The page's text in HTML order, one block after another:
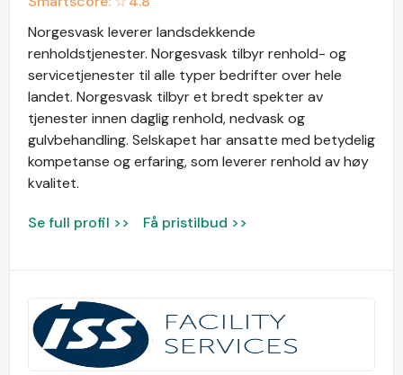
Norgesvask leverer landsdekkende
renholdstjenester. Norgesvask tilbyr renhold- og
servicetjenester til alle typer bedrifter over hele
landet. Norgesvask tilbyr et bredt spekter av
tjenester innen daglig renhold, nedvask og
gulvbehandling. Selskapet har ansatte med betydelig
kompetanse og erfaring, som leverer renhold av høy
kvalitet.
Se full profil >> Få pristilbud >>